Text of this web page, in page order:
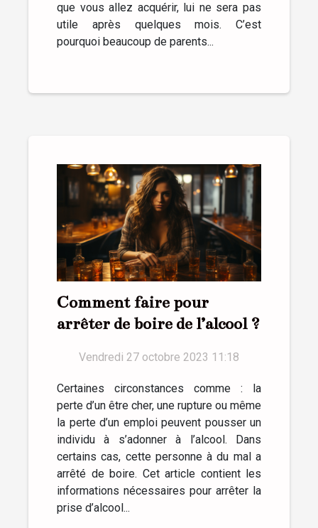
que vous allez acquérir, lui ne sera pas
utile après quelques mois. C’est
pourquoi beaucoup de parents...
Comment faire pour
arrêter de boire de l’alcool ?
Vendredi 27 octobre 2023 11:18
Certaines circonstances comme : la
perte d’un être cher, une rupture ou même
la perte d’un emploi peuvent pousser un
individu à s’adonner à l’alcool. Dans
certains cas, cette personne à du mal a
arrêté de boire. Cet article contient les
informations nécessaires pour arrêter la
prise d’alcool...